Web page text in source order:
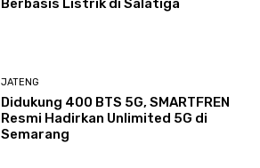
Berbasis Listrik di Salatiga
JATENG
Didukung 400 BTS 5G, SMARTFREN
Resmi Hadirkan Unlimited 5G di
Semarang